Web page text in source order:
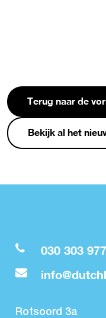
Terug naar de
Bekijk al het
030 303
Rotsoord 3a